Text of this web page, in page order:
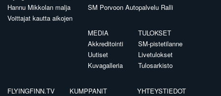
Hannu Mikkolan malja
Voittajat kautta aikojen
SM Porvoon Autopalvelu Ralli
MEDIA
Akkreditointi
Uutiset
Kuvagalleria
TULOKSET
SM-pistetilanne
Livetulokset
Tulosarkisto
FLYINGFINN.TV
KUMPPANIT
YHTEYSTIEDOT